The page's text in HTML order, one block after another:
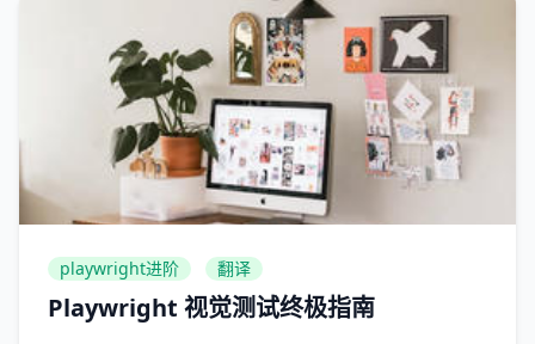
playwright进阶 翻译
Playwright 视觉测试终极指南